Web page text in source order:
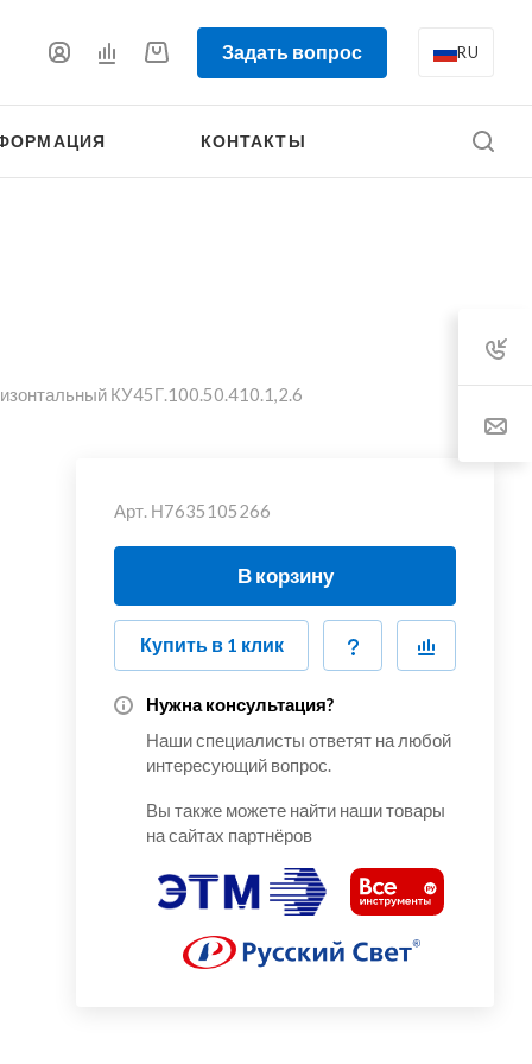
Задать вопрос RU
КОНТАКТЫ
КУ45Г.100.50.410.1,2.6
Арт. Н7635105266
В корзину
Купить в 1 клик
Нужна консультация?
Наши специалисты ответят на любой
интересующий вопрос.
Вы также можете найти наши товары
на сайтах партнёров